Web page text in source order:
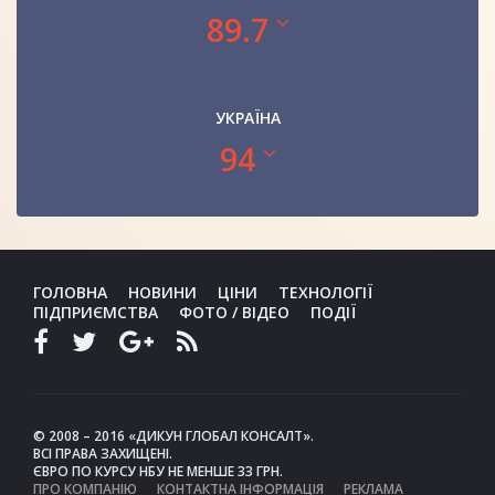
89.7
УКРАЇНА
94
ГОЛОВНА НОВИНИ ЦІНИ
ТЕХНОЛОГІЇ
ПІДПРИЄМСТВА
ФОТО / ВІДЕО ПОДІЇ
© 2008 – 2016 «ДИКУН ГЛОБАЛ КОНСАЛТ».
ВСІ ПРАВА ЗАХИЩЕНІ.
ЄВРО ПО КУРСУ НБУ НЕ МЕНШЕ 33 ГРН.
ПРО КОМПАНІЮ
КОНТАКТНА ІНФОРМАЦІЯ РЕКЛАМА